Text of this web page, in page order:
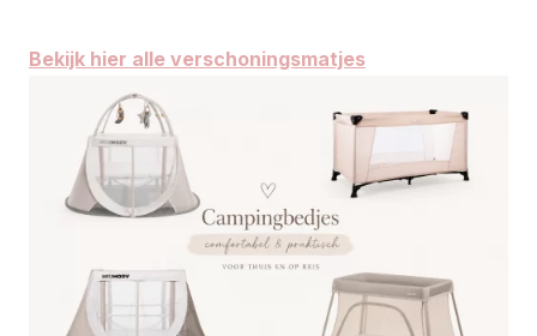
Bekijk hier alle verschoningsmatjes